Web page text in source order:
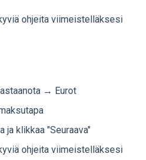
ohjeita viimeistelläksesi
→ Eurot
ja klikkaa "Seuraava"
ohjeita viimeistelläksesi